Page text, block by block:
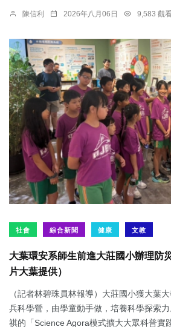
陳信利 2026年八月06日 9,583 觀
社會 綜合新聞 健康 文教
大葉環安系師生前進大莊國小辦理防
片大葉提供）
（記者林碧珠員林報導）大莊國小獲大葉
兵科學營，由學童動手做，培養科學探索
祺的「Science Agora模式擴大大眾科普實